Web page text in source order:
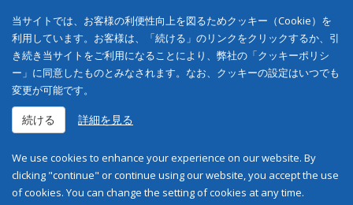
当サイトでは、お客様の利便性向上を図るためクッキー（Cookie）を
利用しています。お客様は、「続ける」のリンクをクリックするか、引
き続き当サイトをご利用になることにより、弊社の「クッキーポリシ
ー」に同意したものとみなされます。なお、クッキーの設定はいつでも
変更が可能です。
続ける 詳細を見る
We use cookies to enhance your experience on our website. By
clicking "continue" or continue using our website, you accept the use
of cookies. You can change the setting of cookies at any time.